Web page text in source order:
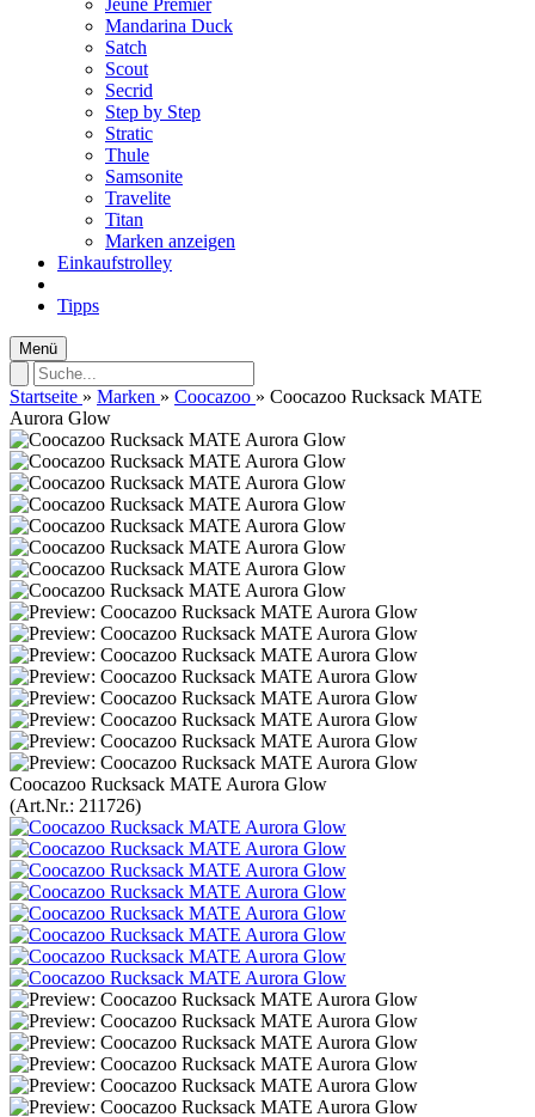
Jeune Premier
Mandarina Duck
Satch
Scout
Secrid
Step by Step
Stratic
Thule
Samsonite
Travelite
Titan
Marken anzeigen
Einkaufstrolley
Tipps
Menü
Startseite » Marken » Coocazoo » Coocazoo Rucksack MATE
Aurora Glow
Coocazoo Rucksack MATE Aurora Glow
(Art.Nr.: 211726)